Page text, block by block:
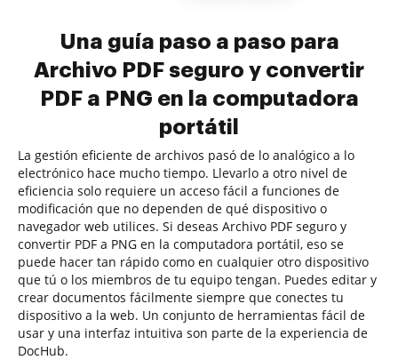
Una guía paso a paso para
Archivo PDF seguro y convertir
PDF a PNG en la computadora
portátil
La gestión eficiente de archivos pasó de lo analógico a lo
electrónico hace mucho tiempo. Llevarlo a otro nivel de
eficiencia solo requiere un acceso fácil a funciones de
modificación que no dependen de qué dispositivo o
navegador web utilices. Si deseas Archivo PDF seguro y
convertir PDF a PNG en la computadora portátil, eso se
puede hacer tan rápido como en cualquier otro dispositivo
que tú o los miembros de tu equipo tengan. Puedes editar y
crear documentos fácilmente siempre que conectes tu
dispositivo a la web. Un conjunto de herramientas fácil de
usar y una interfaz intuitiva son parte de la experiencia de
DocHub.